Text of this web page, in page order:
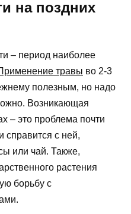
на поздних
– период наиболее
травы во 2-3
полезным, но надо
Возникающая
– это проблема почти
справится с ней,
или чай. Также,
растения
борьбу с